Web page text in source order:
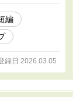
編
録日 2026.03.05